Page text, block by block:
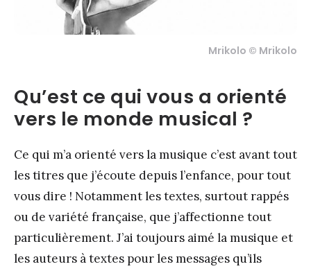
Mrikolo © Mrikolo
Qu’est ce qui vous a orienté
vers le monde musical ?
Ce qui m’a orienté vers la musique c’est avant tout
les titres que j’écoute depuis l’enfance, pour tout
vous dire ! Notamment les textes, surtout rappés
ou de variété française, que j’affectionne tout
particulièrement. J’ai toujours aimé la musique et
les auteurs à textes pour les messages qu’ils